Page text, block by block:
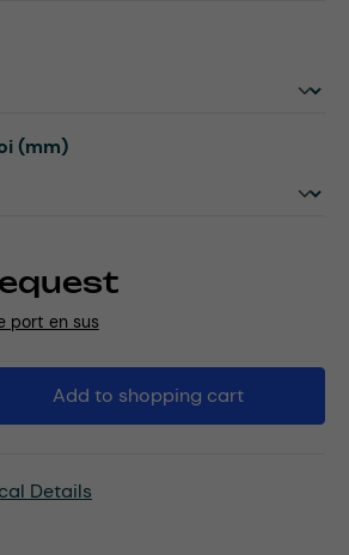
port en sus
(mm)
Enter the desired
Add to shopping cart
Details